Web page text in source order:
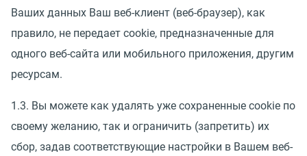
Ваших данных Ваш веб-клиент (веб-браузер), как
правило, не передает cookie, предназначенные для
одного веб-сайта или мобильного приложения, другим
ресурсам.
1.3. Вы можете как удалять уже сохраненные cookie по
своему желанию, так и ограничить (запретить) их
сбор, задав соответствующие настройки в Вашем веб-